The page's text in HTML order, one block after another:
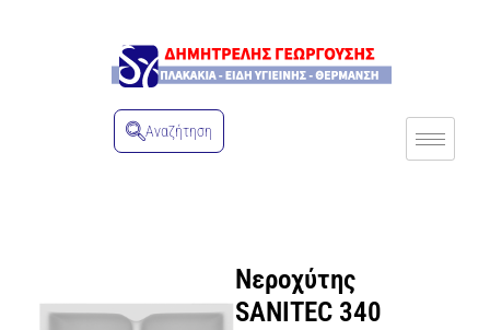
Αναζήτηση
Νεροχύτης
SANITEC 340